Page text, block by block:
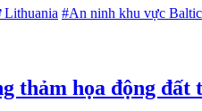
#An ninh khu vực Baltic
thảm họa động đất